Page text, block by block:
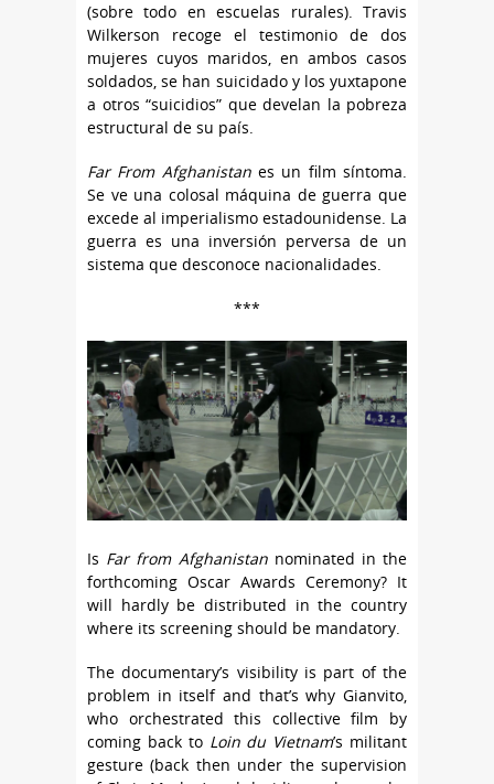
(sobre todo en escuelas rurales). Travis
Wilkerson recoge el testimonio de dos
mujeres cuyos maridos, en ambos casos
soldados, se han suicidado y los yuxtapone
a otros “suicidios” que develan la pobreza
estructural de su país.
Far From Afghanistanes un film síntoma.
Se ve una colosal máquina de guerra que
excede al imperialismo estadounidense. La
guerra es una inversión perversa de un
sistema que desconoce nacionalidades.
***
Is Far from Afghanistannominated in the
forthcoming Oscar Awards Ceremony? It
will hardly be distributed in the country
where its screening should be mandatory.
The documentary’s visibility is part of the
problem in itself and that’s why Gianvito,
who orchestrated this collective film by
coming back toLoin du Vietnam’s militant
gesture (back then under the supervision